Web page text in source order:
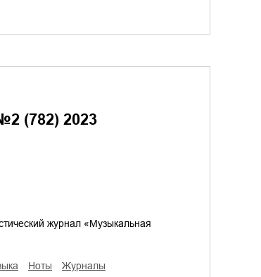
(782) 2023
журнал «Музыкальная
ноты
журналы